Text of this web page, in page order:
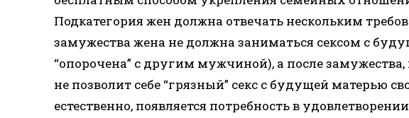
Подкатегория жен должна отвечать нескольким
замужества жена не должна заниматься сексом с
“опорочена” с другим мужчиной), а после
не позволит себе “грязный” секс с будущей матерью
естественно, появляется потребность в